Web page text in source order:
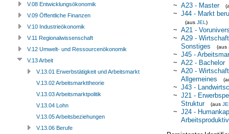
~ A23 - Master
~ J44 - Markt
(aus JEL )
~ A21 -
~ A29 -
Sonstiges
(aus
~ J45 -
~ A22 - Bachelor
~ A20 -
Allgemeines
~ J43 -
~ J21 -
Struktur
(aus
~ J24 -
V.08 Entwicklungsökonomik
V.09 Öffentliche Finanzen
V.10 Industrieökonomik
V.11 Regionalwissenschaft
V.12 Umwelt- und Ressourcenökonomik
V.13 Arbeit
V.13.01 Erwerbstätigkeit und Arbeitsmarkt
V.13.02 Arbeitsmarkttheorie
V.13.03 Arbeitsmarktpolitik
V.13.04 Lohn
V.13.05 Arbeitsbeziehungen
V.13.06 Berufe